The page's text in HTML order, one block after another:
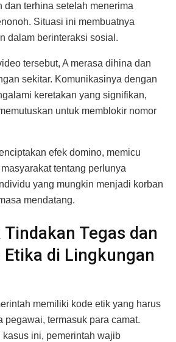
dan terhina setelah menerima
Situasi ini membuatnya
dalam berinteraksi sosial.
tersebut, A merasa dihina dan
sekitar. Komunikasinya dengan
keretakan yang signifikan,
untuk memblokir nomor
efek domino, memicu
tentang perlunya
yang mungkin menjadi korban
mendatang.
Tegas dan
Etika di Lingkungan
memiliki kode etik yang harus
pegawai, termasuk para camat.
kasus ini, pemerintah wajib